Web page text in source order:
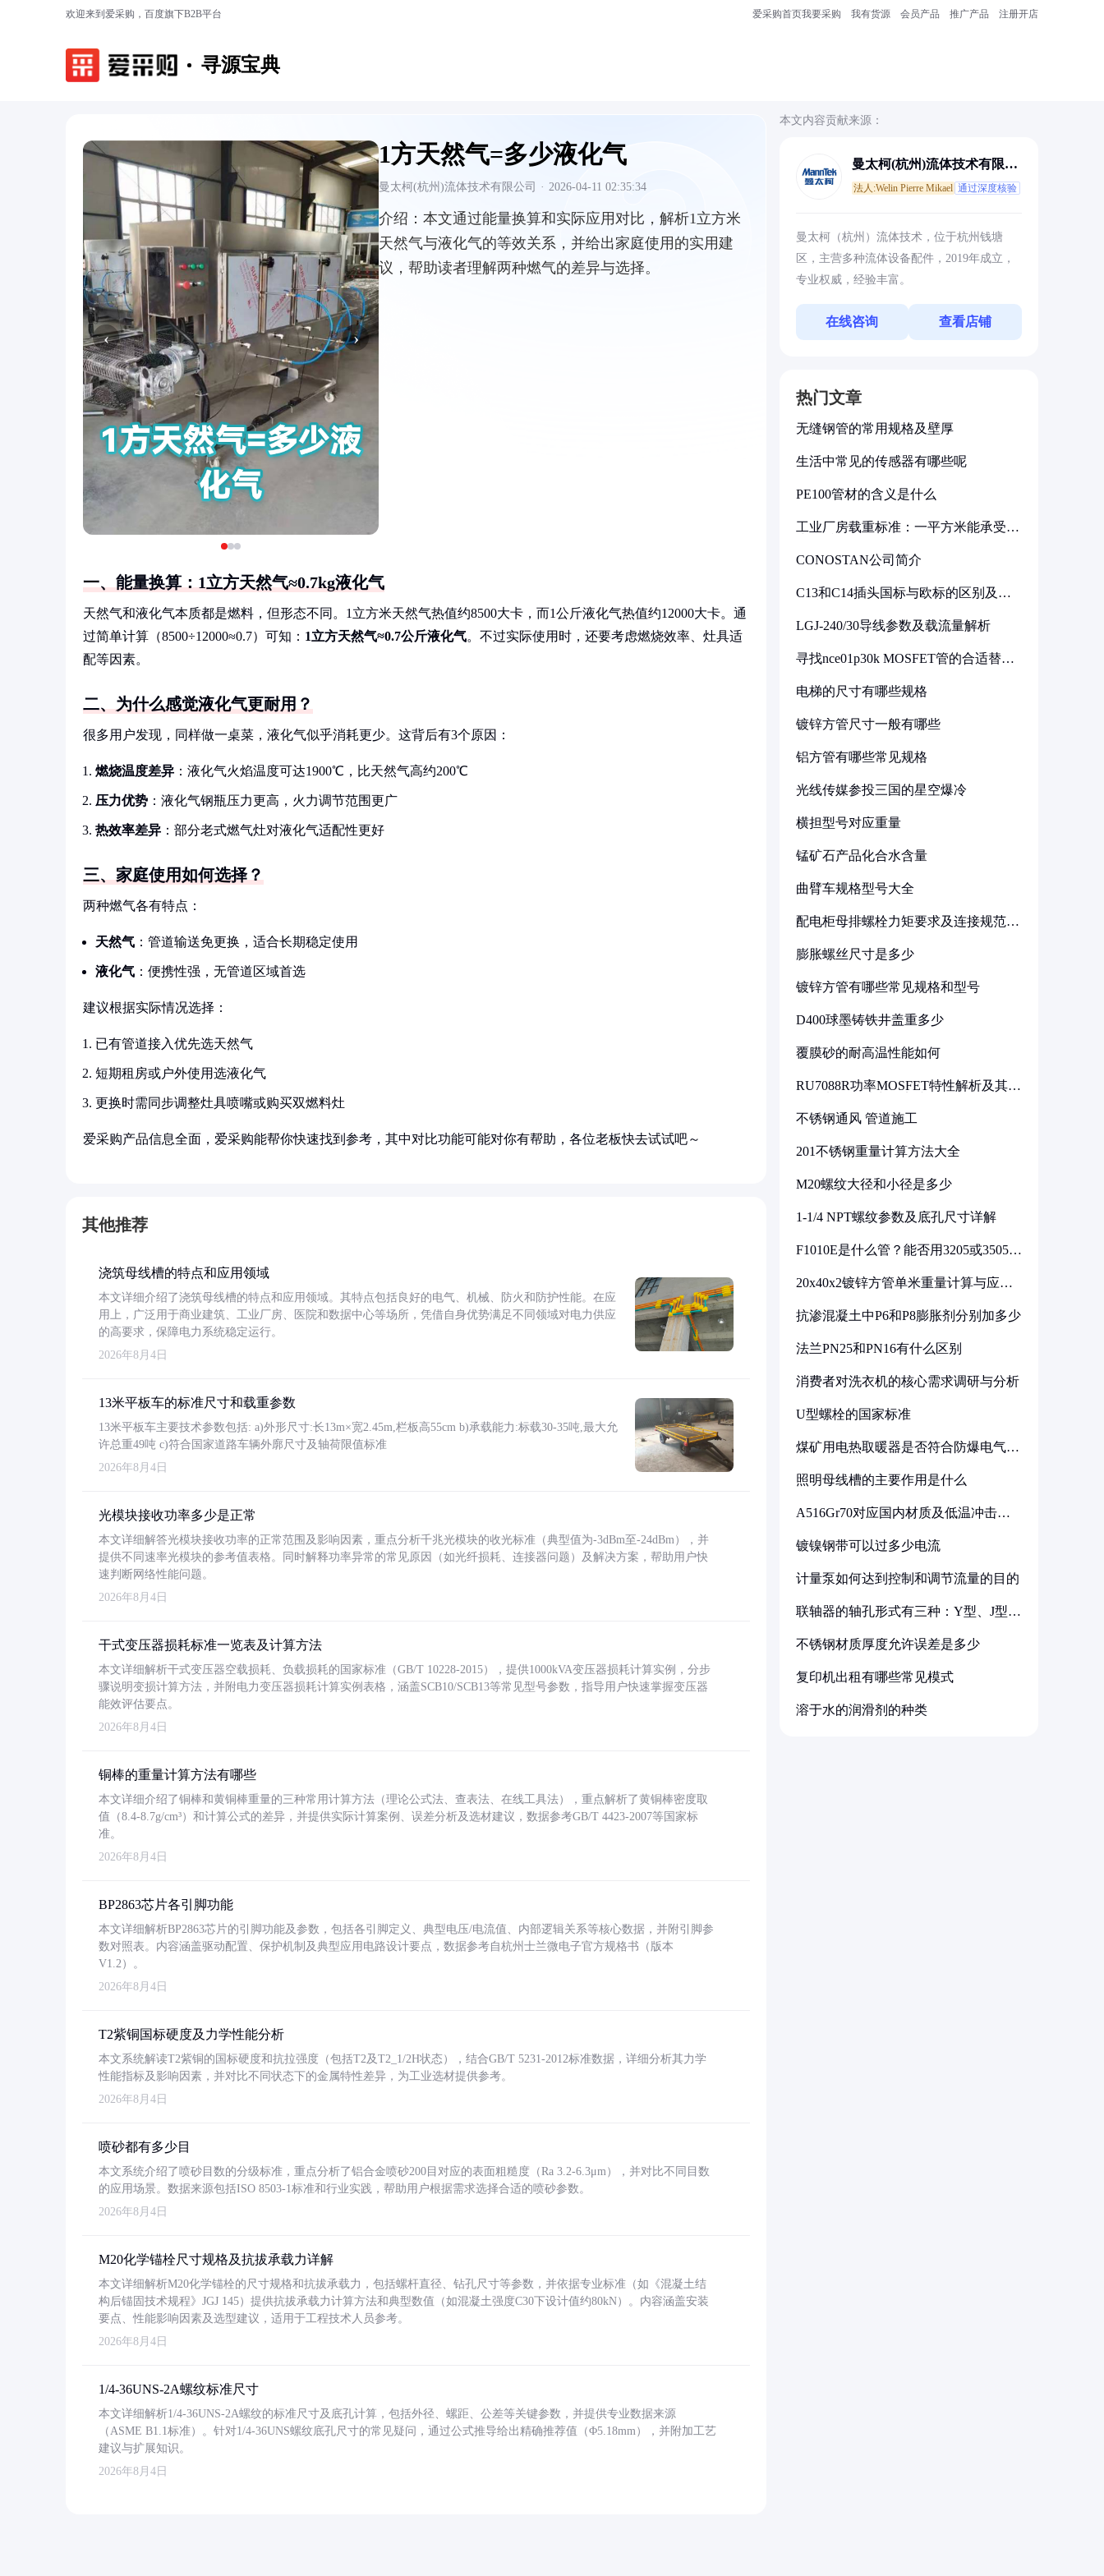
欢迎来到爱采购，百度旗下B2B平台 爱采购首页我要采购 我有货源 会员产品 推广产品 注册开店
寻源宝典
‹ ›
1方天然气=多少液化气
曼太柯(杭州)流体技术有限公司 · 2026-04-11 02:35:34
介绍： 本文通过能量换算和实际应用对比，解析1立方米
天然气与液化气的等效关系，并给出家庭使用的实用建
议，帮助读者理解两种燃气的差异与选择。
一、能量换算：1立方天然气≈0.7kg液化气
天然气和液化气本质都是燃料，但形态不同。1立方米天然气热值约8500大卡，而1公斤液化气热值约12000大卡。通
过简单计算（8500÷12000≈0.7）可知： 1立方天然气≈0.7公斤液化气。不过实际使用时，还要考虑燃烧效率、灶具适
配等因素。
二、为什么感觉液化气更耐用？
很多用户发现，同样做一桌菜，液化气似乎消耗更少。这背后有3个原因：
燃烧温度差异 ：液化气火焰温度可达1900℃，比天然气高约200℃
压力优势 ：液化气钢瓶压力更高，火力调节范围更广
热效率差异 ：部分老式燃气灶对液化气适配性更好
三、家庭使用如何选择？
两种燃气各有特点：
天然气 ：管道输送免更换，适合长期稳定使用
液化气 ：便携性强，无管道区域首选
建议根据实际情况选择：
已有管道接入优先选天然气
短期租房或户外使用选液化气
更换时需同步调整灶具喷嘴或购买双燃料灶
爱采购产品信息全面，爱采购能帮你快速找到参考，其中对比功能可能对你有帮助，各位老板快去试试吧～
其他推荐
浇筑母线槽的特点和应用领域
本文详细介绍了浇筑母线槽的特点和应用领域。其特点包括良好的电气、机械、防火和防护性能。在应
用上，广泛用于商业建筑、工业厂房、医院和数据中心等场所，凭借自身优势满足不同领域对电力供应
的高要求，保障电力系统稳定运行。
2026年8月4日
13米平板车的标准尺寸和载重参数
13米平板车主要技术参数包括: a)外形尺寸:长13m×宽2.45m,栏板高55cm b)承载能力:标载30-35吨,最大允
许总重49吨 c)符合国家道路车辆外廓尺寸及轴荷限值标准
2026年8月4日
光模块接收功率多少是正常
本文详细解答光模块接收功率的正常范围及影响因素，重点分析千兆光模块的收光标准（典型值为-3dBm至-24dBm），并
提供不同速率光模块的参考值表格。同时解释功率异常的常见原因（如光纤损耗、连接器问题）及解决方案，帮助用户快
速判断网络性能问题。
2026年8月4日
干式变压器损耗标准一览表及计算方法
本文详细解析干式变压器空载损耗、负载损耗的国家标准（GB/T 10228-2015），提供1000kVA变压器损耗计算实例，分步
骤说明变损计算方法，并附电力变压器损耗计算实例表格，涵盖SCB10/SCB13等常见型号参数，指导用户快速掌握变压器
能效评估要点。
2026年8月4日
铜棒的重量计算方法有哪些
本文详细介绍了铜棒和黄铜棒重量的三种常用计算方法（理论公式法、查表法、在线工具法），重点解析了黄铜棒密度取
值（8.4-8.7g/cm³）和计算公式的差异，并提供实际计算案例、误差分析及选材建议，数据参考GB/T 4423-2007等国家标
准。
2026年8月4日
BP2863芯片各引脚功能
本文详细解析BP2863芯片的引脚功能及参数，包括各引脚定义、典型电压/电流值、内部逻辑关系等核心数据，并附引脚参
数对照表。内容涵盖驱动配置、保护机制及典型应用电路设计要点，数据参考自杭州士兰微电子官方规格书（版本
V1.2）。
2026年8月4日
T2紫铜国标硬度及力学性能分析
本文系统解读T2紫铜的国标硬度和抗拉强度（包括T2及T2_1/2H状态），结合GB/T 5231-2012标准数据，详细分析其力学
性能指标及影响因素，并对比不同状态下的金属特性差异，为工业选材提供参考。
2026年8月4日
喷砂都有多少目
本文系统介绍了喷砂目数的分级标准，重点分析了铝合金喷砂200目对应的表面粗糙度（Ra 3.2-6.3μm），并对比不同目数
的应用场景。数据来源包括ISO 8503-1标准和行业实践，帮助用户根据需求选择合适的喷砂参数。
2026年8月4日
M20化学锚栓尺寸规格及抗拔承载力详解
本文详细解析M20化学锚栓的尺寸规格和抗拔承载力，包括螺杆直径、钻孔尺寸等参数，并依据专业标准（如《混凝土结
构后锚固技术规程》JGJ 145）提供抗拔承载力计算方法和典型数值（如混凝土强度C30下设计值约80kN）。内容涵盖安装
要点、性能影响因素及选型建议，适用于工程技术人员参考。
2026年8月4日
1/4-36UNS-2A螺纹标准尺寸
本文详细解析1/4-36UNS-2A螺纹的标准尺寸及底孔计算，包括外径、螺距、公差等关键参数，并提供专业数据来源
（ASME B1.1标准）。针对1/4-36UNS螺纹底孔尺寸的常见疑问，通过公式推导给出精确推荐值（Φ5.18mm），并附加工艺
建议与扩展知识。
2026年8月4日
本文内容贡献来源：
曼太柯(杭州)流体技术有限公
法人:Welin Pierre Mikael 通过深度核验
曼太柯（杭州）流体技术，位于杭州钱塘
区，主营多种流体设备配件，2019年成立，
专业权威，经验丰富。
在线咨询 查看店铺
热门文章
无缝钢管的常用规格及壁厚
生活中常见的传感器有哪些呢
PE100管材的含义是什么
工业厂房载重标准：一平方米能承受多
CONOSTAN公司简介
C13和C14插头国标与欧标的区别及其
LGJ-240/30导线参数及载流量解析
寻找nce01p30k MOSFET管的合适替代
电梯的尺寸有哪些规格
镀锌方管尺寸一般有哪些
铝方管有哪些常见规格
光线传媒参投三国的星空爆冷
横担型号对应重量
锰矿石产品化合水含量
曲臂车规格型号大全
配电柜母排螺栓力矩要求及连接规范详
膨胀螺丝尺寸是多少
镀锌方管有哪些常见规格和型号
D400球墨铸铁井盖重多少
覆膜砂的耐高温性能如何
RU7088R功率MOSFET特性解析及其在
不锈钢通风 管道施工
201不锈钢重量计算方法大全
M20螺纹大径和小径是多少
1-1/4 NPT螺纹参数及底孔尺寸详解
F1010E是什么管？能否用3205或3505代
20x40x2镀锌方管单米重量计算与应用
抗渗混凝土中P6和P8膨胀剂分别加多少
法兰PN25和PN16有什么区别
消费者对洗衣机的核心需求调研与分析
U型螺栓的国家标准
煤矿用电热取暖器是否符合防爆电气设
照明母线槽的主要作用是什么
A516Gr70对应国内材质及低温冲击要
镀镍钢带可以过多少电流
计量泵如何达到控制和调节流量的目的
联轴器的轴孔形式有三种：Y型、J型、
不锈钢材质厚度允许误差是多少
复印机出租有哪些常见模式
溶于水的润滑剂的种类